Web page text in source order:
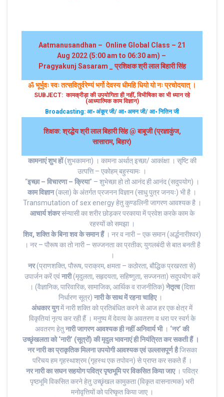
Aatmanusandhan – Online Global Class – 21
Aug 2022 (5:00 am to 06:30 am) –
Pragyakunj Sasaram _ प्रशिक्षक श्री लाल बिहारी सिंह
ॐ भूर्भुवः स्‍वः तत्‍सवितुर्वरेण्‍यं भर्गो देवस्य धीमहि धियो यो नः प्रचोदयात्‌ ।
SUBJECT: कामक्रीड़ा की उपयोगिता ही नहीं, विभीषिका का भी ध्यान रहे
(आध्यात्मिक काम विज्ञान)
Broadcasting: आ॰ अंकूर जी/ आ॰ अमन जी/ आ॰ नितिन जी
शिक्षक: श्रद्धेय श्री लाल बिहारी सिंह @ बाबूजी (प्रज्ञाकुंज,
सासाराम, बिहार)
कामनाएं शुभ हों(शुभकामना) । कामना अर्थात् इच्छा/ आकांक्षा । सृष्टि की
उत्पत्ति – एकोहम् बहुस्यामः ।
“इच्छा – विचारणा – क्रिया” – शुभेच्छा हो तो आनंद ही आनंद (सदुपयोग) ।
काम विज्ञान(कला) के अंतर्गत प्रजनन विज्ञान (साधु पुत्र जनयः) भी है ।
Transmutation of sex energy हेतु कुण्डलिनी जागरण आवश्यक है ।
आचार्य शंकरसंन्यासी का शरीर छोड़कर परकाया में प्रवेश करके काम के
रहस्यों को समझा ।
शिव, शक्ति के बिना शव के समान हैं। नर व नारी – एक समान (अर्द्धनारीश्वर)
। नर – पौरूष का तो नारी – सज्जनता का प्रतीक; युगलबंदी से बात बनती है
।
नर(प्राणशक्ति, पौरूष, पराक्रम, क्षमता – कठोरता, बौद्धिक प्रखरता से)
उपार्जन करें एवंनारी(मृदुलता, सहृदयता, सहिष्णुता, सज्जनता) सदुपयोग करें
। (वैज्ञानिक, पारिवारिक, सामाजिक, आर्थिक व राजनीतिक) नेतृत्व(दिशा
निर्धारण सूत्र) नारी के साथ में रहना चाहिए।
अंधकार युगमें नारी शक्ति को प्रतिबंधित करने से आज हर एक क्षेत्र में
विकृतियां नृत्य कर रही हैं । मनुष्य में देवत्व के अवतरण व धरा पर स्वर्ग के
अवतरण हेतुनारी जागरण आवश्यक ही नहीं अनिवार्य भी। ‘नर’ की
उच्छृंखलता को ‘नारी’ (सूत्रों) की मृदुल भावनाएं ही नियंत्रित कर सकती हैं ।
नर नारी का प्राकृतिक मिलना उपयोगी आवश्यक एवं उल्लासपूर्ण हैजिसका
परिचय हम गृहस्थाश्रम (गृहस्थ एक तपोवन) से प्राप्त कर सकते हैं ।
नर नारी का सघन सहयोग पवित्र पृष्ठभूमि पर विकसित किया जाए। पवित्र
पृष्ठभूमि विकसित करने हेतु उच्छृंखल कामुकता (विकृत वासनात्मक) भरी
मनोवृत्तियों को परिष्कृत किया जाए ।